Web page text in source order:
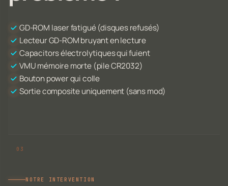
GD-ROM laser fatigué (disques refusés)
Lecteur GD-ROM bruyant en lecture
Capacitors électrolytiques qui fuient
VMU mémoire morte (pile CR2032)
Bouton power qui colle
Sortie composite uniquement (sans mod)
NOTRE INTERVENTION